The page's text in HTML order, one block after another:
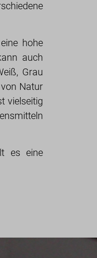
hohe
auch
Grau
Natur
vielseitig
es eine